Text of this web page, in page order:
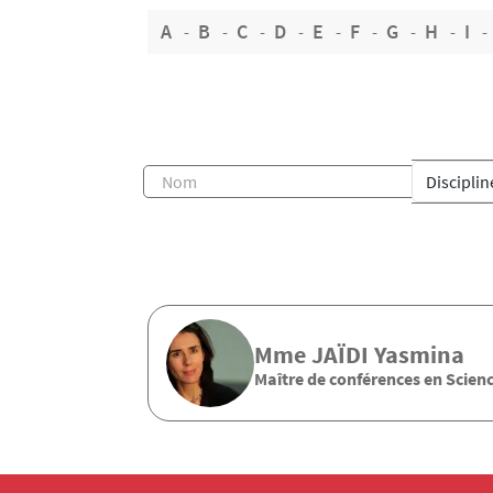
A B C D E F G H I
MmeJAÏDI Yasmina
Maître de conférences en